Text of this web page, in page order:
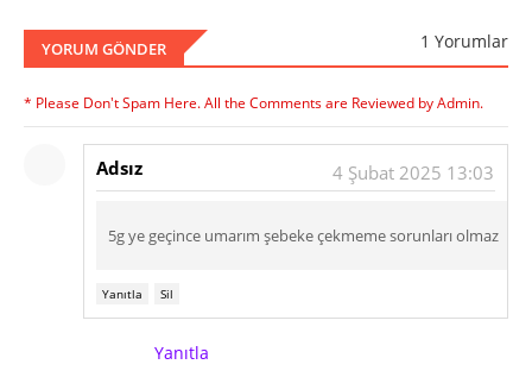
YORUM GÖNDER 1 Yorumlar
* Please Don't Spam Here. All the Comments are Reviewed by Admin.
Adsız 4 Şubat 2025 13:03
5g ye geçince umarım şebeke çekmeme sorunları olmaz
Yanıtla Sil
Yanıtla